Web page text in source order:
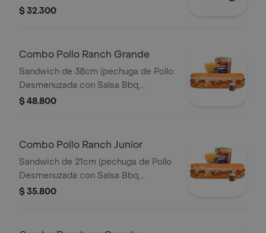
Mozzarella y Mayonesa) Papa
$ 32.300
Combo Pollo Ranch Grande
Sandwich de 38cm (pechuga de Pollo
Desmenuzada con Salsa Bbq,
Tocineta, Maiz Tierno, Lechuga,
$ 48.800
Combo Pollo Ranch Junior
Sandwich de 21cm (pechuga de Pollo
Desmenuzada con Salsa Bbq,
Tocineta, Maiz Tierno, Lechuga,
$ 35.800